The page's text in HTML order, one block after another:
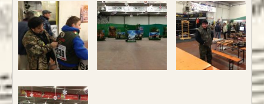
CONFIGURA E ORDINA IL
TUO LONGBOW